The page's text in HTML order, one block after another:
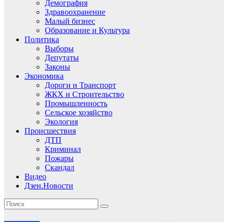
Демография
Здравоохранение
Малый бизнес
Образование и Культура
Политика
Выборы
Депутаты
Законы
Экономика
Дороги и Транспорт
ЖКХ и Строительство
Промышленность
Сельское хозяйство
Экология
Происшествия
ДТП
Криминал
Пожары
Скандал
Видео
Дзен.Новости